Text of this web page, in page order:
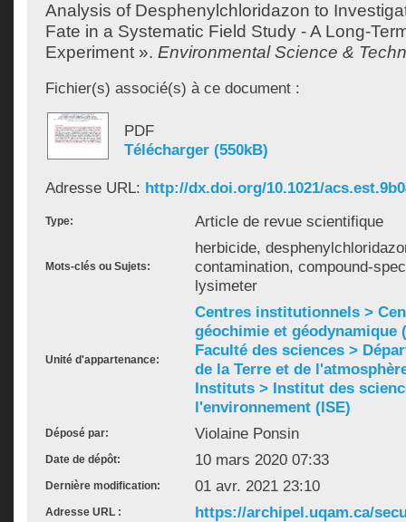
Analysis of Desphenylchloridazon to
Fate in a Systematic Field Study - A Long-
Experiment ». Environmental Science &
Fichier(s) associé(s) à ce document :
PDF
Télécharger (550kB)
Adresse URL: http://dx.doi.org/10.1021/
Type: Article de revue scientifique
Mots-clés ou Sujets:
herbicide,
contamination, compound-
lysimeter
Unité d'appartenance:
Centres institutionnels >
géochimie et géodynamique
Faculté des sciences >
de la Terre et de
Instituts > Institut des
l'environnement (ISE)
Déposé par: Violaine Ponsin
Date de dépôt: 10 mars 2020 07:33
Dernière modification: 01 avr. 2021 23:10
Adresse URL : https://archipel.uqam.ca/